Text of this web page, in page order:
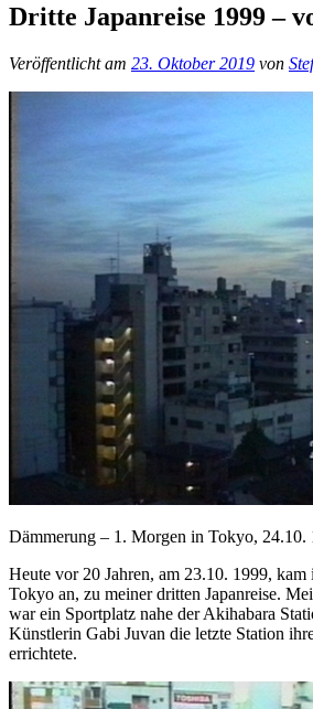
Dritte Japanreise 1999 –
Veröffentlicht am 23. Oktober 2019 von
Dämmerung – 1. Morgen in Tokyo, 24.10.
Heute vor 20 Jahren, am 23.10. 1999,
Tokyo an, zu meiner dritten Japanreise.
war ein Sportplatz nahe der Akihabara
Künstlerin Gabi Juvan die letzte Station
errichtete.